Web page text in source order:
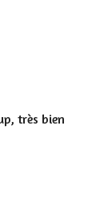
très bien